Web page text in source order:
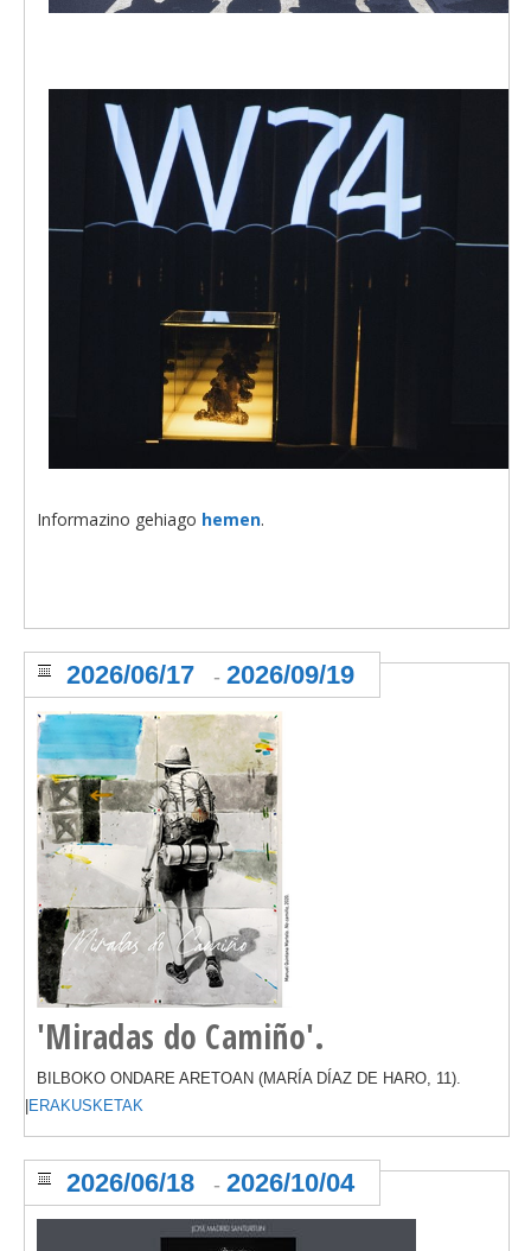
Informazino gehiago hemen.
'Miradas do Camiño'.
2026/06/17 - 2026/09/19
BILBOKO ONDARE ARETOAN (MARÍA DÍAZ DE HARO, 11).
ERAKUSKETAK
2026/06/18 - 2026/10/04